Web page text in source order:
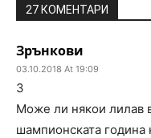
27 КОМЕНТАРИ
Зрънкови
03.10.2018 At 19:09
3
Може ли някои лилав
шампионската година